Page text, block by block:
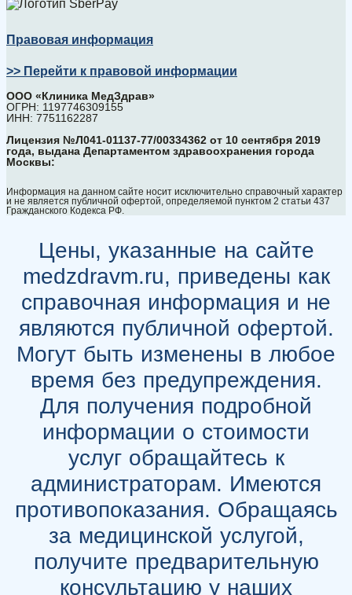
Правовая информация
>> Перейти к правовой информации
ООО «Клиника МедЗдрав»
ОГРН: 1197746309155
ИНН: 7751162287
Лицензия №Л041-01137-77/00334362 от 10 сентября 2019
года, выдана Департаментом здравоохранения города
Москвы:
Информация на данном сайте носит исключительно справочный характер
и не является публичной офертой, определяемой пунктом 2 статьи 437
Гражданского Кодекса РФ.
Цены, указанные на сайте
medzdravm.ru, приведены как
справочная информация и не
являются публичной офертой.
Могут быть изменены в любое
время без предупреждения.
Для получения подробной
информации о стоимости
услуг обращайтесь к
администраторам. Имеются
противопоказания. Обращаясь
за медицинской услугой,
получите предварительную
консультацию у наших